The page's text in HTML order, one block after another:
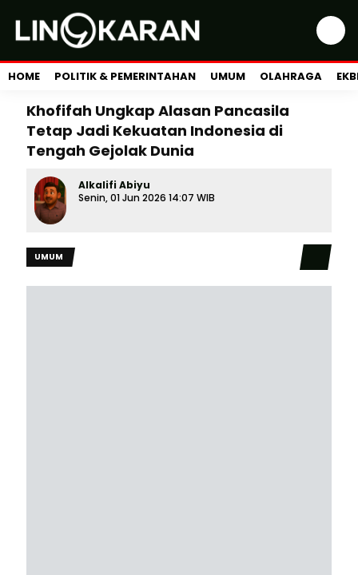
HOME POLITIK & PEMERINTAHAN UMUM OLAHRAGA
Khofifah Ungkap Alasan Pancasila
Tetap Jadi Kekuatan Indonesia di
Tengah Gejolak Dunia
Alkalifi Abiyu
Senin, 01 Jun 2026 14:07 WIB
UMUM